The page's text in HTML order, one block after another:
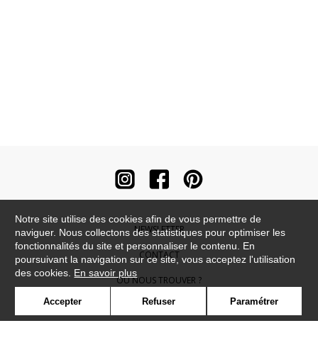
NEWSLETTER
CONTACT
OÙ NOUS TROUVER ?
CONTRACT
Notre site utilise des cookies afin de vous permettre de
naviguer. Nous collectons des statistiques pour optimiser les
fonctionnalités du site et personnaliser le contenu. En
poursuivant la navigation sur ce site, vous acceptez l'utilisation
des cookies. En savoir plus
Accepter Refuser Paramétrer